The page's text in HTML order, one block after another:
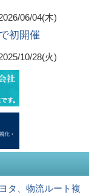
06/04(木)
初開催
10/28(火)
タ、物流ルート複